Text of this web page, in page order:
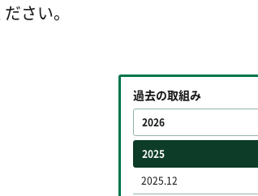
さい。
過去の取組み
2026
2025
2025.12